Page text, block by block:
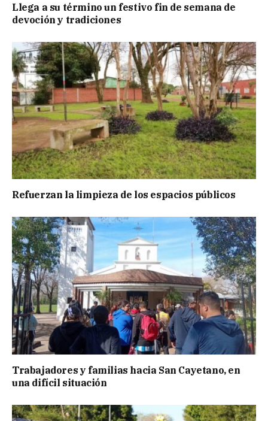
Llega a su término un festivo fin de semana de
devoción y tradiciones
Refuerzan la limpieza de los espacios públicos
Trabajadores y familias hacia San Cayetano, en
una difícil situación